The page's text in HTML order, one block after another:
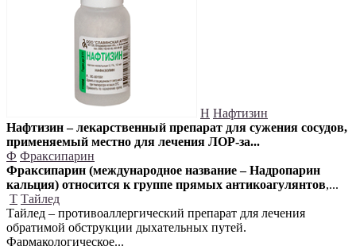
Н Нафтизин
Нафтизин – лекарственный препарат для сужения сосудов,
применяемый местно для лечения ЛОР-за...
Ф Фраксипарин
Фраксипарин (международное название – Надропарин
кальция) относится к группе прямых антикоагулянтов,...
Т Тайлед
Тайлед – противоаллергический препарат для лечения
обратимой обструкции дыхательных путей.
Фармакологическое...